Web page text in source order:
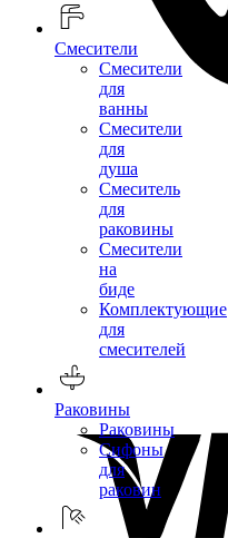
Смесители
Смесители
для
ванны
Смесители
для
душа
Смеситель
для
раковины
Смесители
на
биде
Комплектующие
для
смесителей
Раковины
Раковины
Сифоны
для
раковин